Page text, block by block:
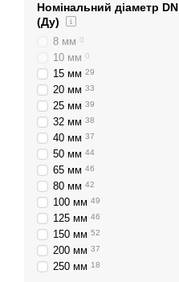
Номінальний діаметр DN
(Ду)
8 мм 0
10 мм 0
15 мм 29
20 мм 33
25 мм 39
32 мм 38
40 мм 37
50 мм 44
65 мм 46
80 мм 42
100 мм 49
125 мм 46
150 мм 52
200 мм 37
250 мм 18